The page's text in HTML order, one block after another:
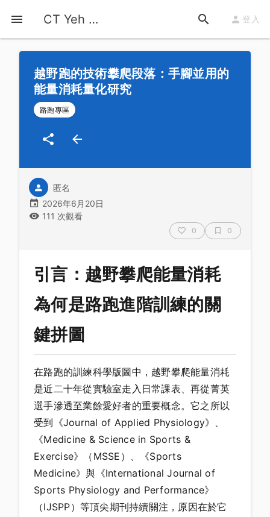
CT Yeh 公路車基地 登入
首頁 運動知識
越野跑的技術攀爬段落：手腳並用的
能量消耗量化研究
路跑專區
匿名
2026年6月20日
111 次觀看
0 0
引言：越野攀爬能量消耗
為何是路跑進階訓練的關
鍵拼圖
在路跑的訓練科學版圖中，越野攀爬能量消耗
是近二十年從實驗室走入日常課表、再從菁英
選手滲透至業餘愛好者的重要概念。它之所以
受到《Journal of Applied Physiology》、
《Medicine & Science in Sports &
Exercise》（MSSE）、《Sports
Medicine》與《International Journal of
Sports Physiology and Performance》
（IJSPP）等頂尖期刊持續關注，原因在於它